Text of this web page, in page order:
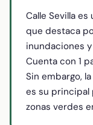
Calle Sevilla
que destaca
inundaciones
Cuenta con 1
Sin embargo,
es su principal
zonas verdes